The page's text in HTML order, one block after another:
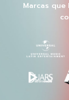
Marcas